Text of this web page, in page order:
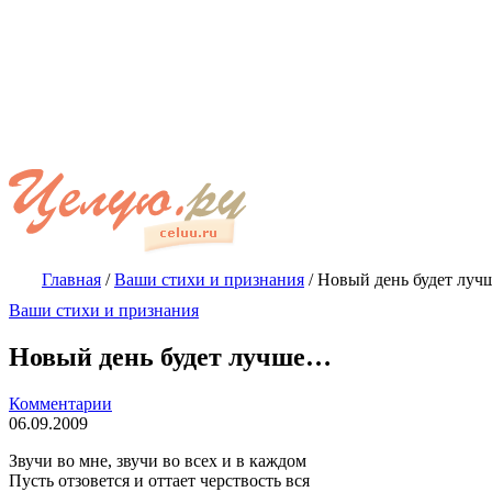
Главная /Ваши стихи и признания /Новый день будет
Ваши стихи и признания
Новый день будет лучше…
Комментарии
06.09.2009
Звучи во мне, звучи во всех и в каждом
Пусть отзовется и оттает черствость вся